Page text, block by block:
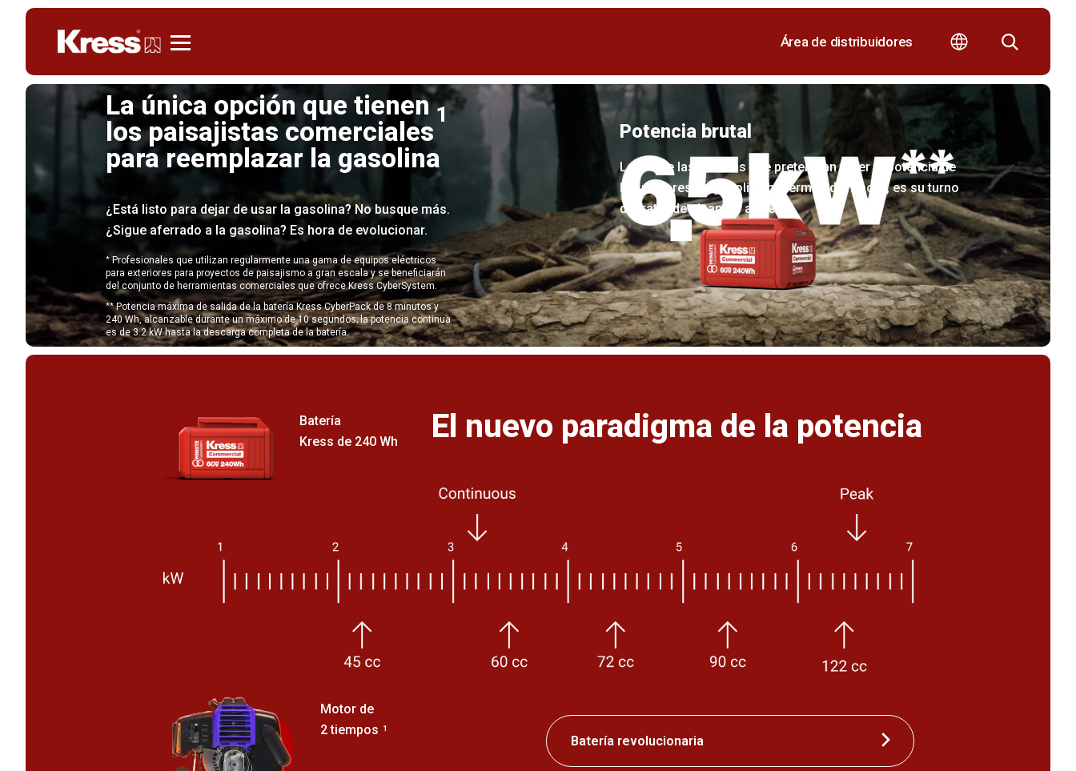
Área de distribuidores
La única opción que tienen
los paisajistas comerciales
1
para reemplazar la gasolina
¿Está listo para dejar de usar la gasolina? No busque más.
¿Sigue aferrado a la gasolina? Es hora de evolucionar.
*Profesionales que utilizan regularmente una gama de equipos eléctricos
para exteriores para proyectos de paisajismo a gran escala y se beneficiarán
del conjunto de herramientas comerciales que ofrece Kress CyberSystem.
**Potencia máxima de salida de la batería Kress CyberPack de 8 minutos y
240 Wh, alcanzable durante un máximo de 10 segundos; la potencia continua
es de 3.2 kW hasta la descarga completa de la batería.
Potencia brutal
La era de las baterías que pretendían tener la potencia de
los motores de gasolina ha terminado. Ahora, es su turno
de tratar de alcanzar a Kress.
Batería
Kress de 240 Wh
El nuevo paradigma de la potencia
Motor de
2 tiempos
1
Batería revolucionaria